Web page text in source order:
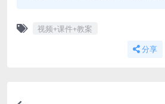
视频+课件+教案
分享